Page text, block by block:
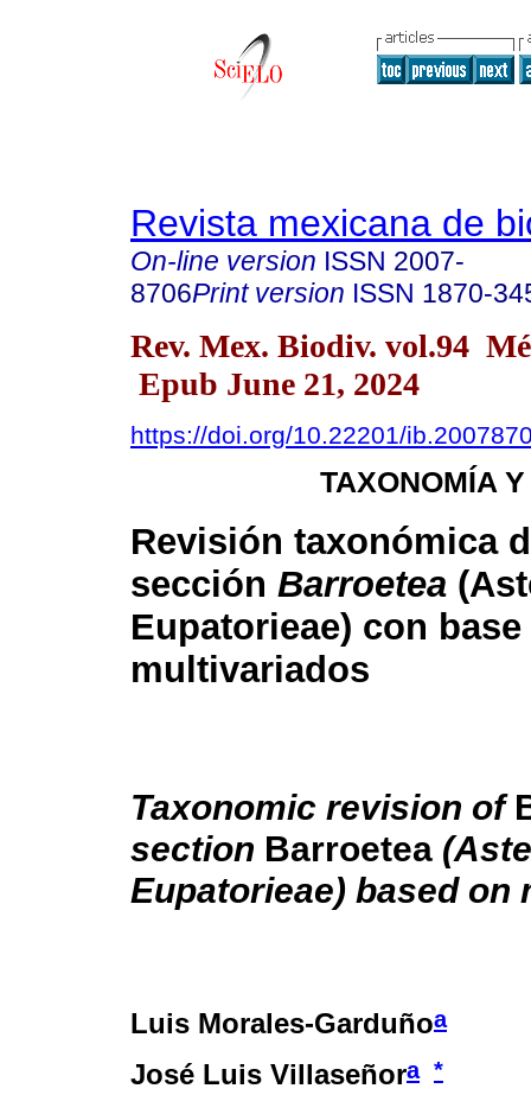
Revista mexicana de
On-line version ISSN 2007-
8706Print version ISSN 1870-
Rev. Mex. Biodiv. vol.94
Epub June 21, 2024
https://doi.org/10.22201/
TAXONOMÍA
Revisión taxonómica
sección Barroetea
Eupatorieae) con
multivariados
Taxonomic revision of
section Barroetea
Eupatorieae) based
Luis Morales-Garduñoa
José Luis Villaseñora *